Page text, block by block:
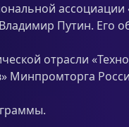
ассоциации
Путин. Его
отрасли
Минпромторга